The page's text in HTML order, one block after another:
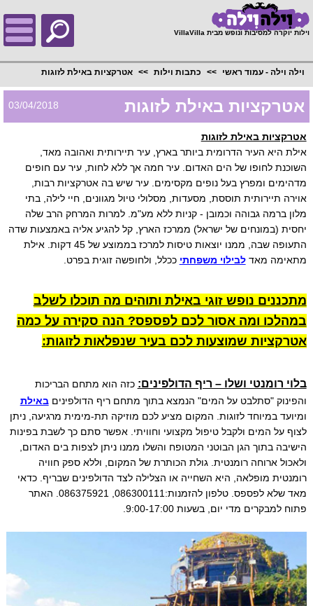
וילות יוקרה למסיבות ונופש מבית VillaVilla
וילה וילה - עמוד ראשי כתבות וילות אטרקציות באילת לזוגות
אטרקציות באילת לזוגות 03/04/2018
אטרקציות באילת לזוגות
אילת היא העיר הדרומית ביותר בארץ, עיר תיירותית ואהובה מאד,
השוכנת לחופו של הים האדום. עיר חמה אך ללא לחות, עיר עם חופים
מדהימים ומפרץ בעל נופים מקסימים. עיר שיש בה אטרקציות רבות,
אוירה תיירותית תוססת, מסעדות, מסלולי טיול מגוונים, חיי לילה, בתי
מלון ברמה גבוהה וכמובן - קניות ללא מע"מ. למרות המרחק הרב שלה
יחסית (במונחים של ישראל) ממרכז הארץ, קל להגיע אליה באמצעות שדה
התעופה שבה, ממנו יוצאות טיסות למרכז בממוצע של 45 דקות. אילת
מתאימה מאדלבילוי משפחתי ככלל, ולחופשה זוגית בפרט.
מתכננים נופש זוגי באילת ותוהים מה תוכלו לשלב
במהלכו ומה אסור לכם לפספס? הנה סקירה על כמה
אטרקציות שמוצעות לכם בעיר שנפלאות לזוגות:
בלוי רומנטי ושלו – ריף הדולפינים: כזה הוא מתחם הבריכות
והפינוק "סתלבט על המים" הנמצא בתוך מתחם ריף הדולפיניםבאילת
ומיועד במיוחד לזוגות. המקום מציע לכם מוזיקה תת-מימית מרגיעה, ניתן
לצוף על המים ולקבל טיפול מקצועי וחוויתי. אפשר סתם כך לשבת בפינות
הישיבה בתוך הגן הבוטני המטופח והשלו ממנו ניתן לצפות בים האדום,
ולאכול ארוחה רומנטית. גולת הכותרת של המקום, וללא ספק חוויה
רומנטית מופלאה, היא השחייה או הצלילה לצד הדולפינים שבריף. כדאי
מאד שלא לפספס. טלפון להזמנות:086300111, 086375921. האתר
פתוח למבקרים מדי יום, בשעות 9:00-17:00.